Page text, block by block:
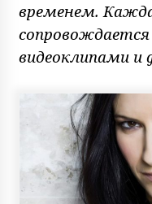
временем.
видеоклипами